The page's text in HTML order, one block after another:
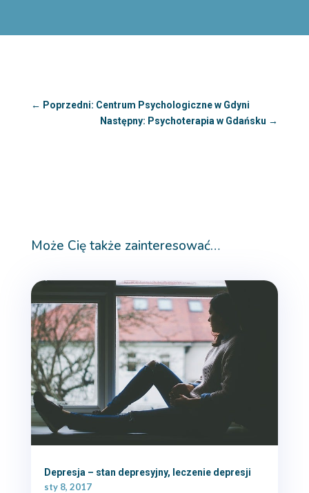
← Poprzedni: Centrum Psychologiczne w Gdyni
Następny: Psychoterapia w Gdańsku →
Może Cię także zainteresować…
Depresja – stan depresyjny, leczenie depresji
sty 8, 2017